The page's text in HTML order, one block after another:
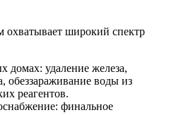
охватывает широкий спектр
домах: удаление железа,
обеззараживание воды из
реагентов.
финальное